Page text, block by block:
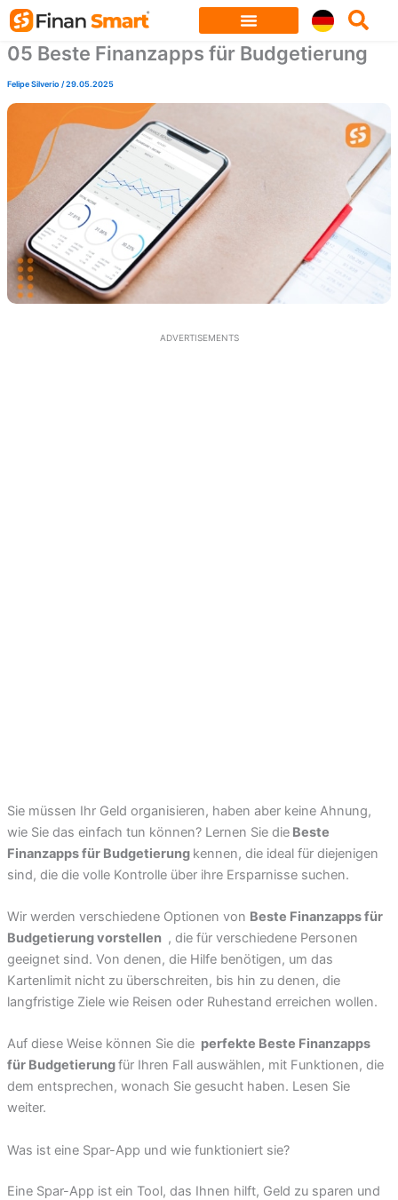
Skip
content
05 Beste Finanzapps für Budgetierung
Felipe Silverio/29.05.2025
ADVERTISEMENTS
Sie müssen Ihr Geld organisieren, haben aber keine Ahnung,
wie Sie das einfach tun können? Lernen Sie dieBeste
Finanzapps für Budgetierung kennen, die ideal für diejenigen
sind, die die volle Kontrolle über ihre Ersparnisse suchen.
Wir werden verschiedene Optionen von Beste Finanzapps für
Budgetierung vorstellen , die für verschiedene Personen
geeignet sind. Von denen, die Hilfe benötigen, um das
Kartenlimit nicht zu überschreiten, bis hin zu denen, die
langfristige Ziele wie Reisen oder Ruhestand erreichen wollen.
Auf diese Weise können Sie die perfekte Beste Finanzapps
für Budgetierungfür Ihren Fall auswählen, mit Funktionen, die
dem entsprechen, wonach Sie gesucht haben. Lesen Sie
weiter.
Was ist eine Spar-App und wie funktioniert sie?
Eine Spar-App ist ein Tool, das Ihnen hilft, Geld zu sparen und